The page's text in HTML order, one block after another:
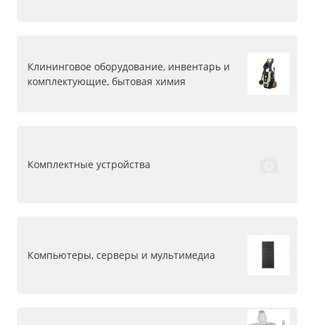
Клининговое оборудование, инвентарь и
комплектующие, бытовая химия
Комплектные устройства
Компьютеры, серверы и мультимедиа